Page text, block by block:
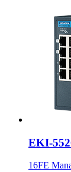
EKI-
16FE